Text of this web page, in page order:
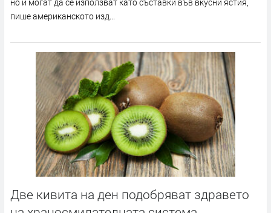
пише американското изд...
Две кивита на ден подобряват здравето